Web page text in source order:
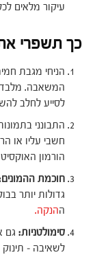
עיקור מלאים
כך תשפרי
הניחי מגבת
המשאבה. מלבד
לסייע לחלב
התבונני
חשבי עליו או
הורמון
חוכמת
גדולות יותר
ההנקה.
סימולטניות: גם
לשאיבה –